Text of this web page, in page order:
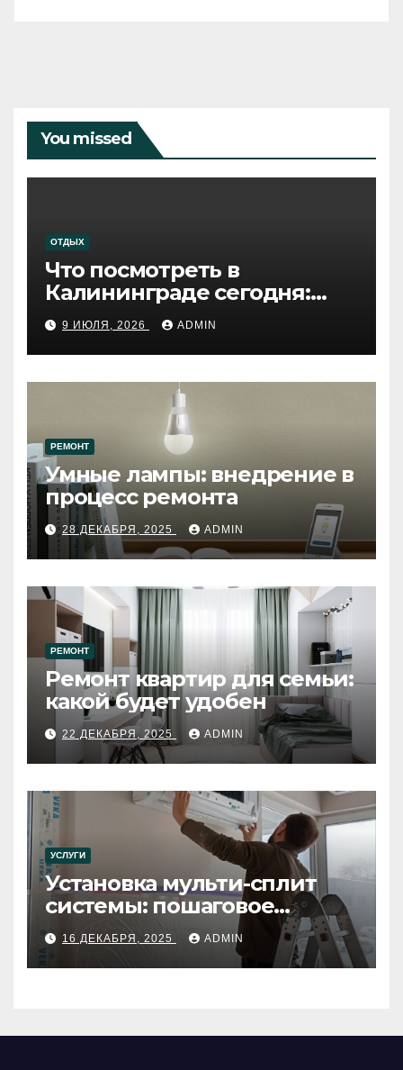
You missed
ОТДЫХ
Что посмотреть в
Калининграде сегодня:
путеводитель по самому
западному городу России
9 ИЮЛЯ, 2026 ADMIN
РЕМОНТ
Умные лампы: внедрение в
процесс ремонта
28 ДЕКАБРЯ, 2025 ADMIN
РЕМОНТ
Ремонт квартир для семьи:
какой будет удобен
22 ДЕКАБРЯ, 2025 ADMIN
УСЛУГИ
Установка мульти-сплит
системы: пошаговое
руководство
16 ДЕКАБРЯ, 2025 ADMIN